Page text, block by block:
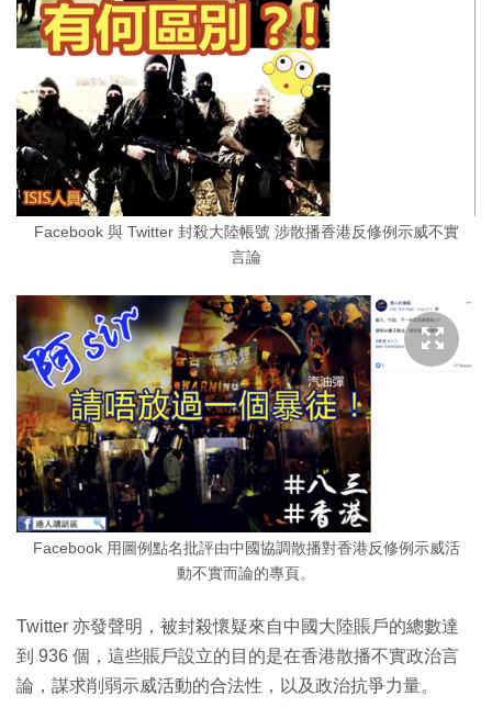
Facebook 與 Twitter 封殺大陸帳號 涉散播香港反修例示威不實
言論
Facebook 用圖例點名批評由中國協調散播對香港反修例示威活
動不實而論的專頁。
Twitter 亦發聲明，被封殺懷疑來自中國大陸賬戶的總數達
到 936 個，這些賬戶設立的目的是在香港散播不實政治言
論，謀求削弱示威活動的合法性，以及政治抗爭力量。